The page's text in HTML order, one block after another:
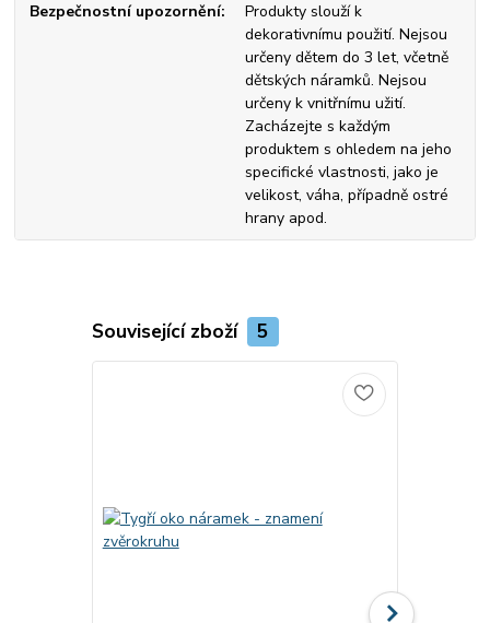
Bezpečnostní upozornění
Produkty slouží k
dekorativnímu použití. Nejsou
určeny dětem do 3 let, včetně
dětských náramků. Nejsou
určeny k vnitřnímu užití.
Zacházejte s každým
produktem s ohledem na jeho
specifické vlastnosti, jako je
velikost, váha, případně ostré
hrany apod.
Související zboží 5